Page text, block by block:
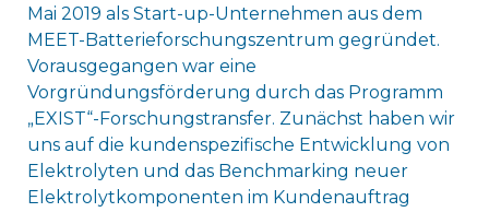
Mai 2019 als Start-up-Unternehmen aus dem
MEET-Batterieforschungszentrum gegründet.
Vorausgegangen war eine
Vorgründungsförderung durch das Programm
„EXIST“-Forschungstransfer. Zunächst haben wir
uns auf die kundenspezifische Entwicklung von
Elektrolyten und das Benchmarking neuer
Elektrolytkomponenten im Kundenauftrag